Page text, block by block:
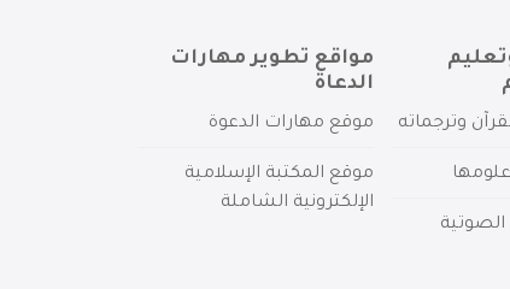
وترجماته
مواقع تطوير مهارات
الدعاة
موقع مهارات الدعوة
موقع المكتبة الإسلامية
الإلكترونية الشاملة